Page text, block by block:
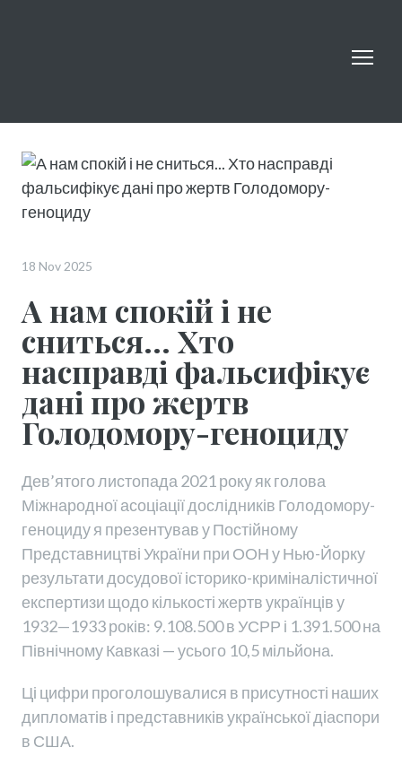
18 Nov 2025
А нам спокій і не
сниться... Хто
насправді фальсифікує
дані про жертв
Голодомору-геноциду
Дев’ятого листопада 2021 року як голова
Міжнародної асоціації дослідників Голодомору-
геноциду я презентував у Постійному
Представництві України при ООН у Нью-Йорку
результати досудової історико-криміналістичної
експертизи щодо кількості жертв українців у
1932—1933 років: 9.108.500 в УСРР і 1.391.500 на
Північному Кавказі — усього 10,5 мільйона.
Ці цифри проголошувалися в присутності наших
дипломатів і представників української діаспори
в США.